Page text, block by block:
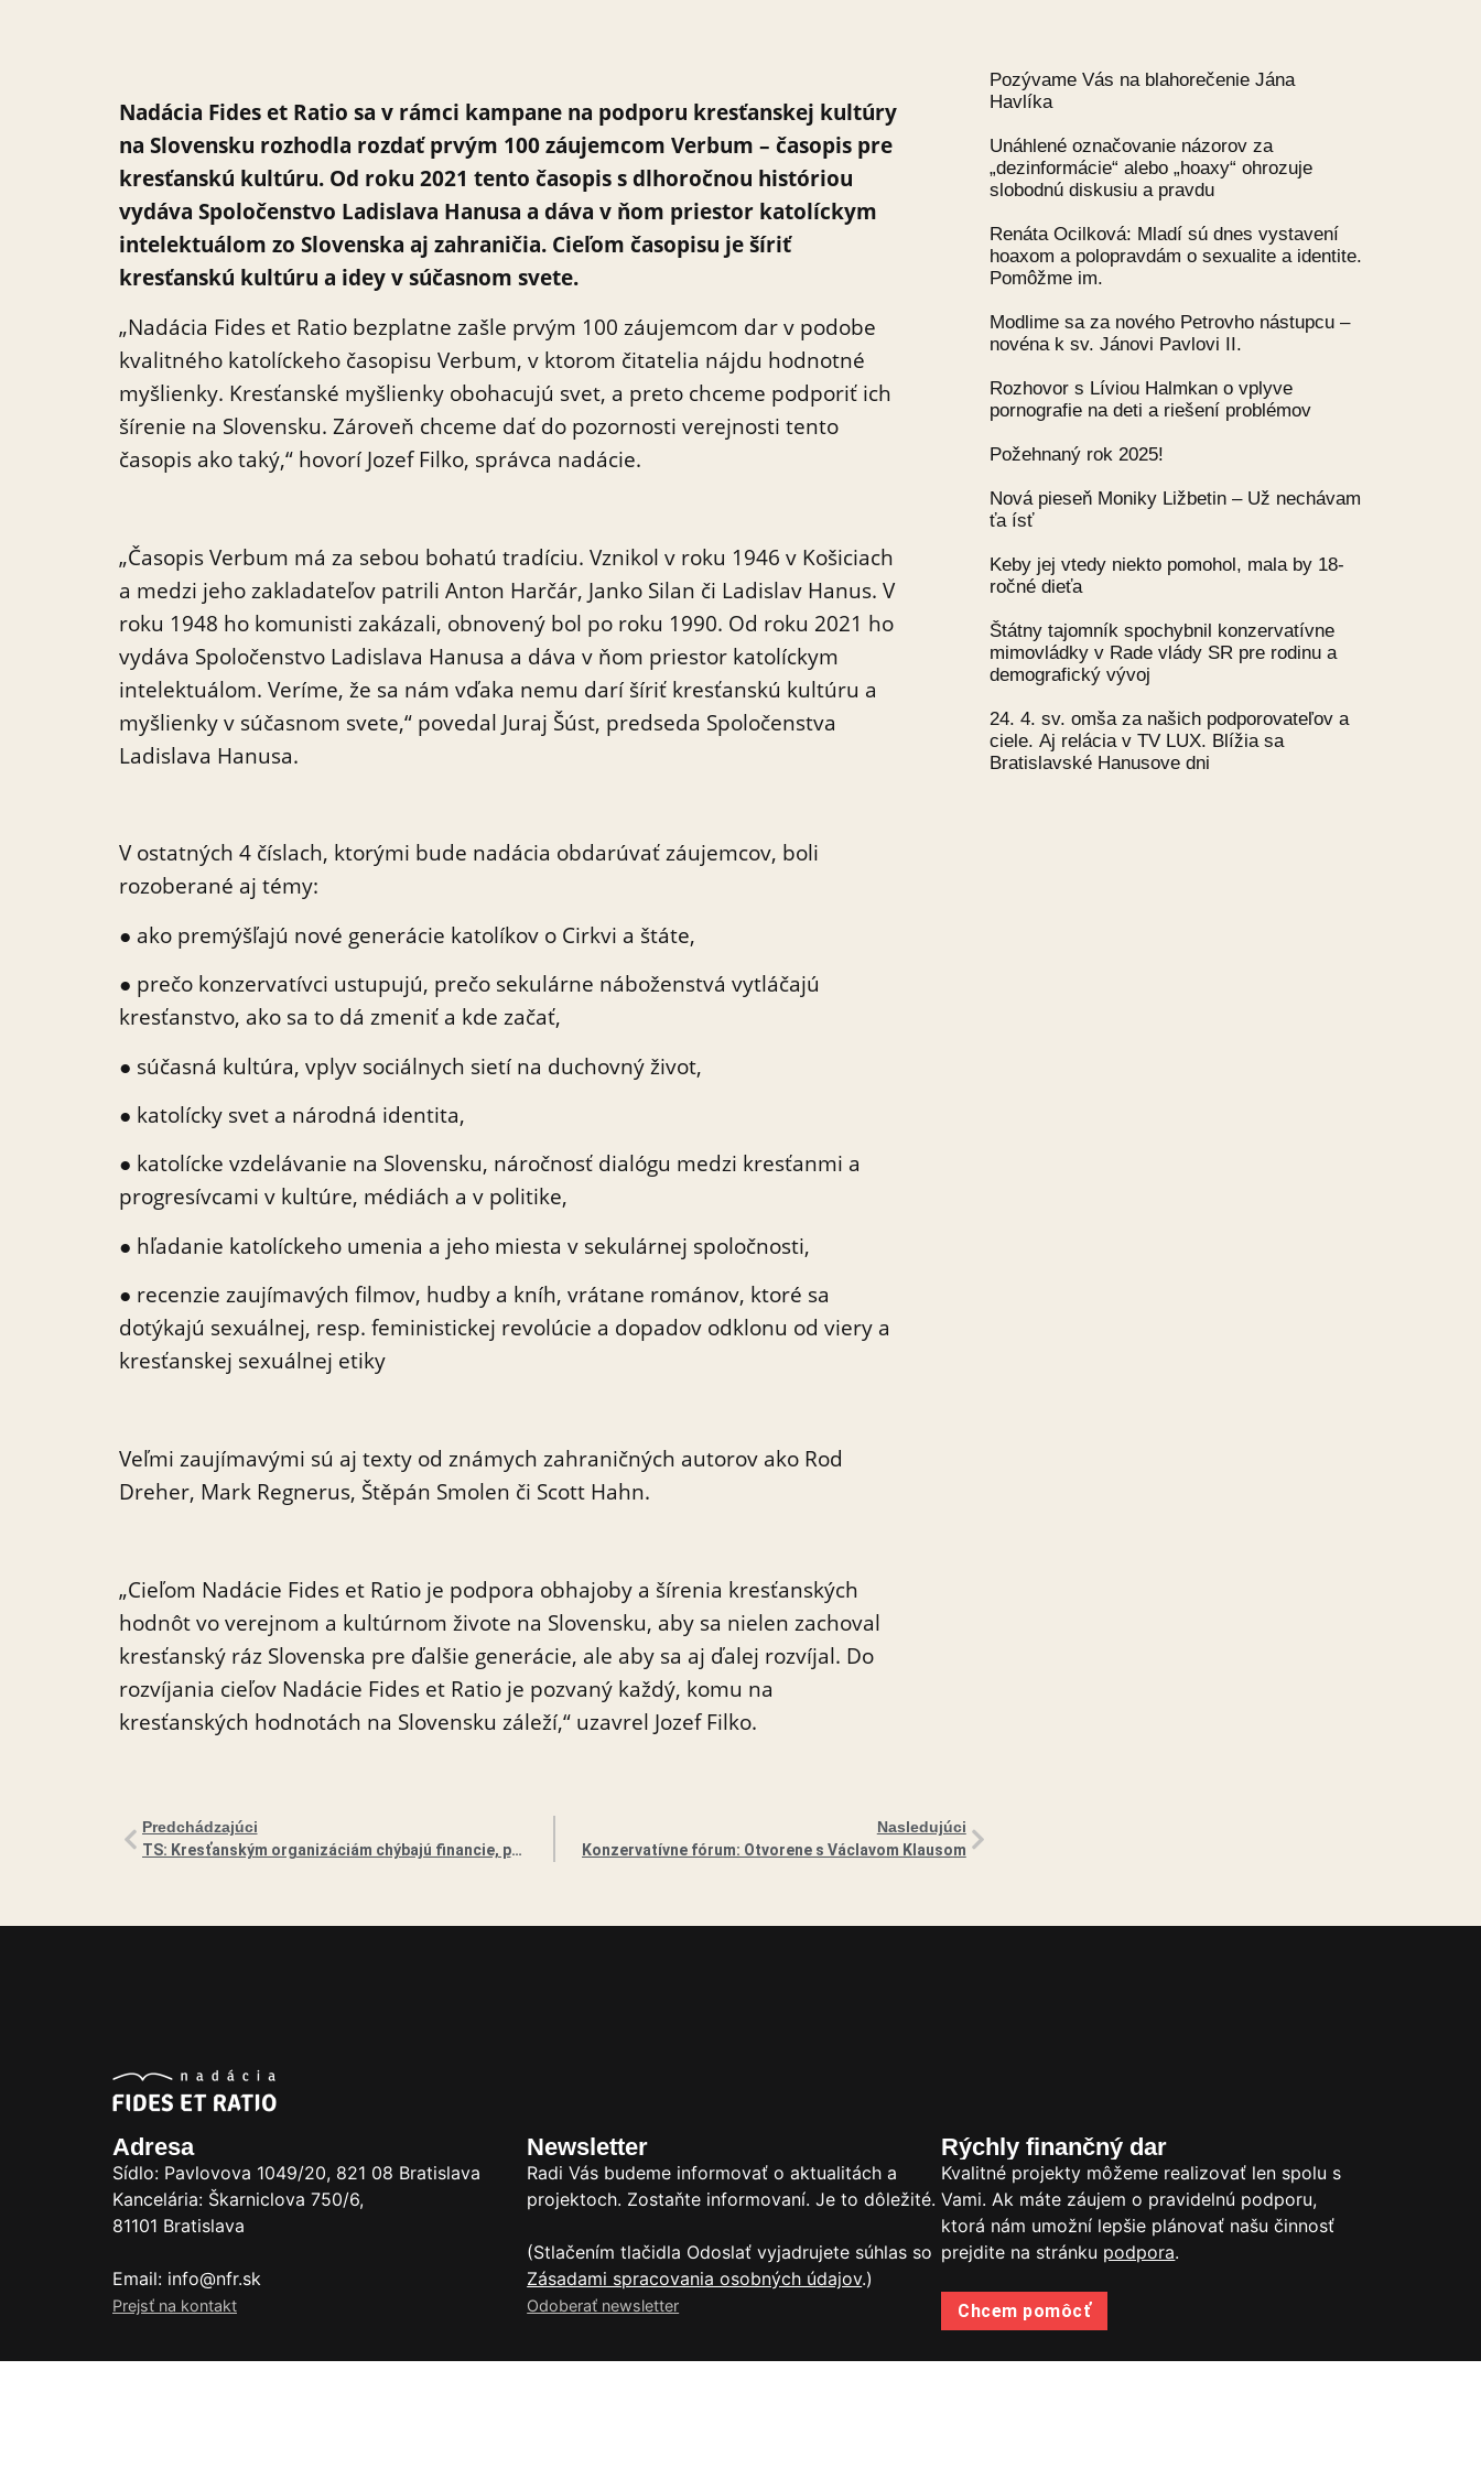
Nadácia Fides et Ratio sa v rámci kampane na podporu kresťanskej kultúry
na Slovensku rozhodla rozdať prvým 100 záujemcom Verbum – časopis pre
kresťanskú kultúru. Od roku 2021 tento časopis s dlhoročnou históriou
vydáva Spoločenstvo Ladislava Hanusa a dáva v ňom priestor katolíckym
intelektuálom zo Slovenska aj zahraničia. Cieľom časopisu je šíriť
kresťanskú kultúru a idey v súčasnom svete.
„Nadácia Fides et Ratio bezplatne zašle prvým 100 záujemcom dar v podobe
kvalitného katolíckeho časopisu Verbum, v ktorom čitatelia nájdu hodnotné
myšlienky. Kresťanské myšlienky obohacujú svet, a preto chceme podporiť ich
šírenie na Slovensku. Zároveň chceme dať do pozornosti verejnosti tento
časopis ako taký,“ hovorí Jozef Filko, správca nadácie.
„Časopis Verbum má za sebou bohatú tradíciu. Vznikol v roku 1946 v Košiciach
a medzi jeho zakladateľov patrili Anton Harčár, Janko Silan či Ladislav Hanus. V
roku 1948 ho komunisti zakázali, obnovený bol po roku 1990. Od roku 2021 ho
vydáva Spoločenstvo Ladislava Hanusa a dáva v ňom priestor katolíckym
intelektuálom. Veríme, že sa nám vďaka nemu darí šíriť kresťanskú kultúru a
myšlienky v súčasnom svete,“ povedal Juraj Šúst, predseda Spoločenstva
Ladislava Hanusa.
V ostatných 4 číslach, ktorými bude nadácia obdarúvať záujemcov, boli
rozoberané aj témy:
● ako premýšľajú nové generácie katolíkov o Cirkvi a štáte,
● prečo konzervatívci ustupujú, prečo sekulárne náboženstvá vytláčajú
kresťanstvo, ako sa to dá zmeniť a kde začať,
● súčasná kultúra, vplyv sociálnych sietí na duchovný život,
● katolícky svet a národná identita,
● katolícke vzdelávanie na Slovensku, náročnosť dialógu medzi kresťanmi a
progresívcami v kultúre, médiách a v politike,
● hľadanie katolíckeho umenia a jeho miesta v sekulárnej spoločnosti,
● recenzie zaujímavých filmov, hudby a kníh, vrátane románov, ktoré sa
dotýkajú sexuálnej, resp. feministickej revolúcie a dopadov odklonu od viery a
kresťanskej sexuálnej etiky
Veľmi zaujímavými sú aj texty od známych zahraničných autorov ako Rod
Dreher, Mark Regnerus, Štěpán Smolen či Scott Hahn.
„Cieľom Nadácie Fides et Ratio je podpora obhajoby a šírenia kresťanských
hodnôt vo verejnom a kultúrnom živote na Slovensku, aby sa nielen zachoval
kresťanský ráz Slovenska pre ďalšie generácie, ale aby sa aj ďalej rozvíjal. Do
rozvíjania cieľov Nadácie Fides et Ratio je pozvaný každý, komu na
kresťanských hodnotách na Slovensku záleží,“ uzavrel Jozef Filko.
Predchádzajúci
TS: Kresťanským organizáciám chýbajú financie, pomôcť zmeniť to chce nová nadácia
Nasledujúci
Konzervatívne fórum: Otvorene s Václavom Klausom
Pozývame Vás na blahorečenie Jána
Havlíka
Unáhlené označovanie názorov za
„dezinformácie“ alebo „hoaxy“ ohrozuje
slobodnú diskusiu a pravdu
Renáta Ocilková: Mladí sú dnes vystavení
hoaxom a polopravdám o sexualite a identite.
Pomôžme im.
Modlime sa za nového Petrovho nástupcu –
novéna k sv. Jánovi Pavlovi II.
Rozhovor s Líviou Halmkan o vplyve
pornografie na deti a riešení problémov
Požehnaný rok 2025!
Nová pieseň Moniky Ližbetin – Už nechávam
ťa ísť
Keby jej vtedy niekto pomohol, mala by 18-
ročné dieťa
Štátny tajomník spochybnil konzervatívne
mimovládky v Rade vlády SR pre rodinu a
demografický vývoj
24. 4. sv. omša za našich podporovateľov a
ciele. Aj relácia v TV LUX. Blížia sa
Bratislavské Hanusove dni
Adresa
Sídlo: Pavlovova 1049/20, 821 08 Bratislava
Kancelária: Škarniclova 750/6,
81101 Bratislava
Email: info@nfr.sk
Prejsť na kontakt
Newsletter
Radi Vás budeme informovať o aktualitách a
projektoch. Zostaňte informovaní. Je to dôležité.
(Stlačením tlačidla Odoslať vyjadrujete súhlas so
Zásadami spracovania osobných údajov.)
Odoberať newsletter
Rýchly finančný dar
Kvalitné projekty môžeme realizovať len spolu s
Vami. Ak máte záujem o pravidelnú podporu,
ktorá nám umožní lepšie plánovať našu činnosť
prejdite na stránku podpora.
Chcem pomôcť